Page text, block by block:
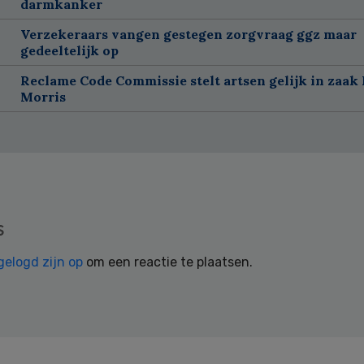
darmkanker
Verzekeraars vangen gestegen zorgvraag ggz maar
gedeeltelijk op
Reclame Code Commissie stelt artsen gelijk in
Morris
zijn op om een reactie te plaatsen.